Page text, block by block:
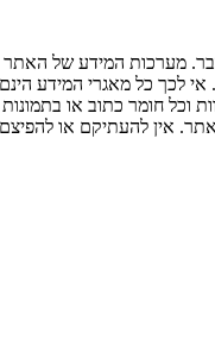
מערכות המידע של האתר
כל מאגרי המידע הינם
וכל חומר כתוב או